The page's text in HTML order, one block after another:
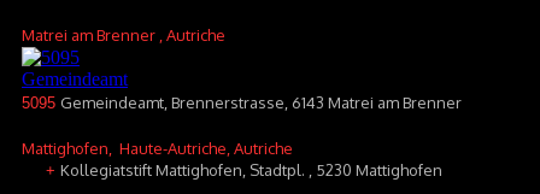
Matrei am Brenner , Autriche
5095 Gemeindeamt, Brennerstrasse, 6143 Matrei am Brenner
Mattighofen , Haute-Autriche, Autriche
+ Kollegiatstift Mattighofen, Stadtpl. , 5230 Mattighofen